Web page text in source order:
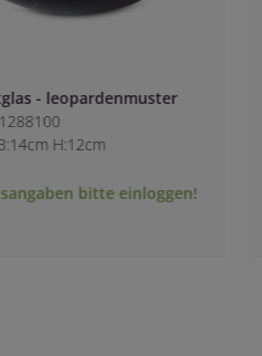
- leopardenmuster
H:12cm
bitte einloggen!